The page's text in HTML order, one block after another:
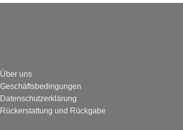
Über uns
Geschäftsbedingungen
Datenschutzerklärung
Rückerstattung und Rückgabe